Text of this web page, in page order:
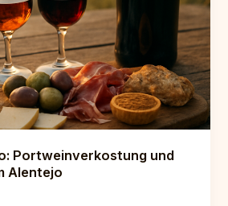
Portweinverkostung und
Alentejo